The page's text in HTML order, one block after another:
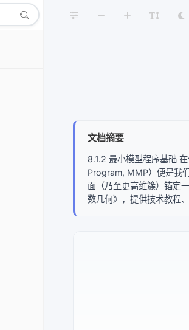
文档摘要
8.1.2 最小模型程序基础
Program, MMP）便是我
面（乃至更高维簇）锚定
数几何》，提供技术教程